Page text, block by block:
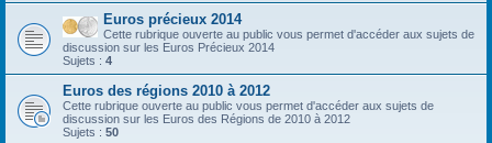
Euros précieux 2014
Cette rubrique ouverte au public vous permet d'accéder aux sujets de
discussion sur les Euros Précieux 2014
Sujets : 4
Euros des régions 2010 à 2012
Cette rubrique ouverte au public vous permet d'accéder aux sujets de
discussion sur les Euros des Régions de 2010 à 2012
Sujets : 50